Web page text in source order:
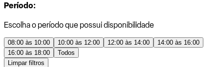
Período:
Escolha o período que possui disponibilidade
08:00 às 10:00 10:00 às 12:00 12:00 às 14:00
14:00 às 16:00
16:00 às 18:00
Todos
Limpar filtros